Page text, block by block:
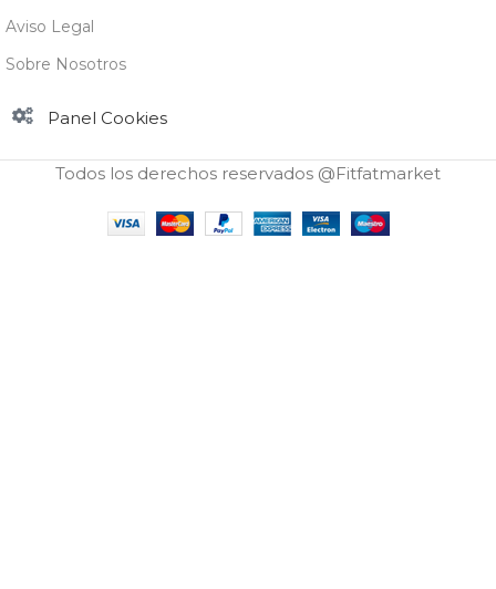
Aviso Legal
Sobre Nosotros
Panel Cookies
Todos los derechos reservados @Fitfatmarket